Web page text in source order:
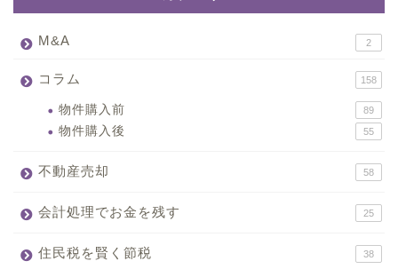
M&A 2
コラム 158
物件購入前 89
物件購入後 55
不動産売却 58
会計処理でお金を残す 25
住民税を賢く節税 38